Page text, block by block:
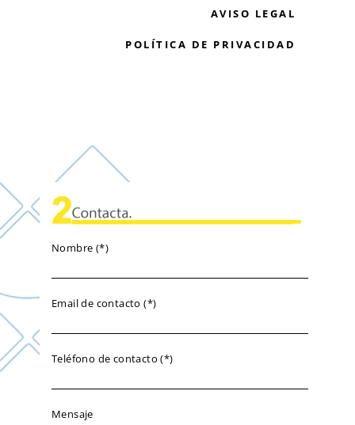
AVISO LEGAL
POLÍTICA DE PRIVACIDAD
Nombre (*)
Email de contacto (*)
Teléfono de contacto (*)
Mensaje